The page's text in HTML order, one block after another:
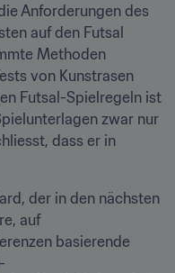
Anforderungen des
auf den Futsal
Methoden
von Kunstrasen
Futsal-Spielregeln ist
zwar nur
dass er in
der in den nächsten
auf
basierende